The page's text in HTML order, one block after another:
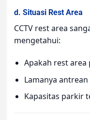
d. Situasi Rest Area
CCTV rest area
mengetahui:
Apakah rest area
Lamanya
Kapasitas parkir